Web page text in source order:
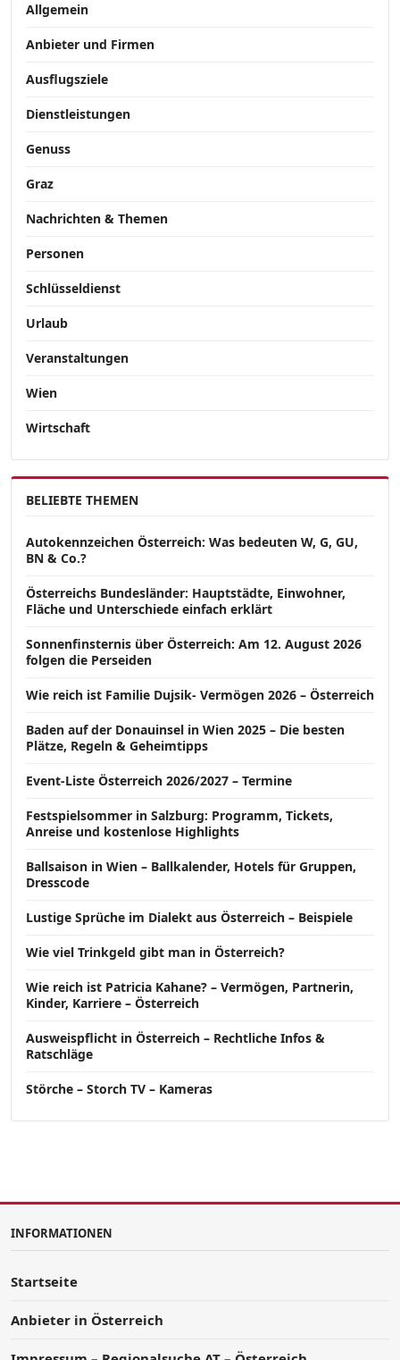
Allgemein
Anbieter und Firmen
Ausflugsziele
Dienstleistungen
Genuss
Graz
Nachrichten & Themen
Personen
Schlüsseldienst
Urlaub
Veranstaltungen
Wien
Wirtschaft
BELIEBTE THEMEN
Autokennzeichen Österreich: Was bedeuten W, G, GU,
BN & Co.?
Österreichs Bundesländer: Hauptstädte, Einwohner,
Fläche und Unterschiede einfach erklärt
Sonnenfinsternis über Österreich: Am 12. August 2026
folgen die Perseiden
Wie reich ist Familie Dujsik- Vermögen 2026 – Österreich
Baden auf der Donauinsel in Wien 2025 – Die besten
Plätze, Regeln & Geheimtipps
Event-Liste Österreich 2026/2027 – Termine
Festspielsommer in Salzburg: Programm, Tickets,
Anreise und kostenlose Highlights
Ballsaison in Wien – Ballkalender, Hotels für Gruppen,
Dresscode
Lustige Sprüche im Dialekt aus Österreich – Beispiele
Wie viel Trinkgeld gibt man in Österreich?
Wie reich ist Patricia Kahane? – Vermögen, Partnerin,
Kinder, Karriere – Österreich
Ausweispflicht in Österreich – Rechtliche Infos &
Ratschläge
Störche – Storch TV – Kameras
INFORMATIONEN
Startseite
Anbieter in Österreich